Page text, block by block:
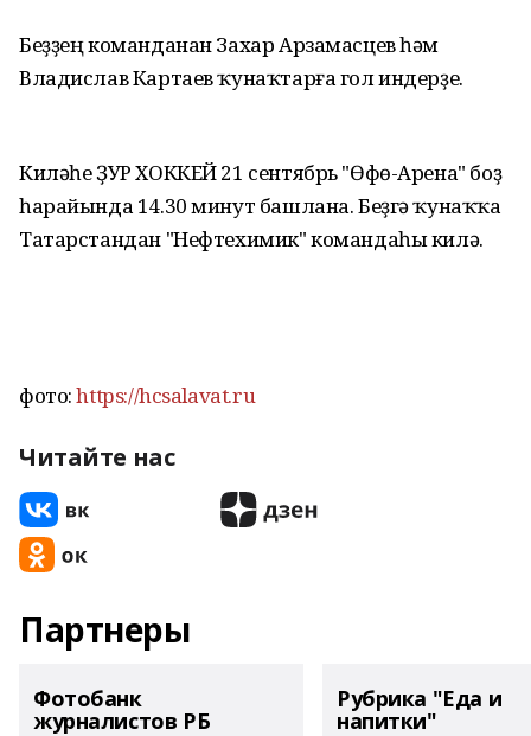
Беҙҙең команданан Захар Арзамасцев һәм
Владислав Картаев ҡунаҡтарға гол индерҙе.
Киләһе ҘУР ХОККЕЙ 21 сентябрь "Өфө-Арена" боҙ
һарайында 14.30 минут башлана. Беҙгә ҡунаҡҡа
Татарстандан "Нефтехимик" командаһы килә.
фото:https://hcsalavat.ru
Читайте нас
Партнеры
Фотобанк
журналистов РБ
Рубрика "Еда и
напитки"